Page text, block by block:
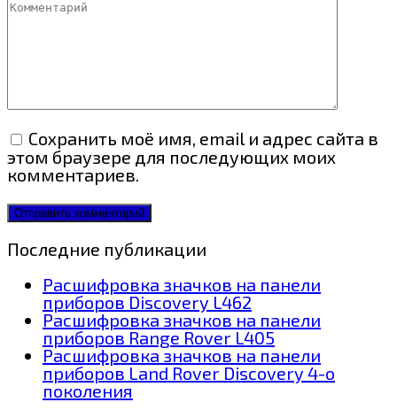
Комментарий
Сохранить моё имя, email и адрес сайта в
этом браузере для последующих моих
комментариев.
Последние публикации
Расшифровка значков на панели
приборов Discovery L462
Расшифровка значков на панели
приборов Range Rover L405
Расшифровка значков на панели
приборов Land Rover Discovery 4-о
поколения